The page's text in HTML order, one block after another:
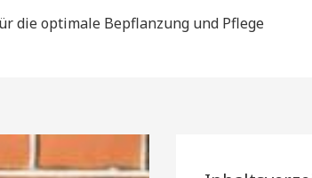
die optimale Bepflanzung und Pflege